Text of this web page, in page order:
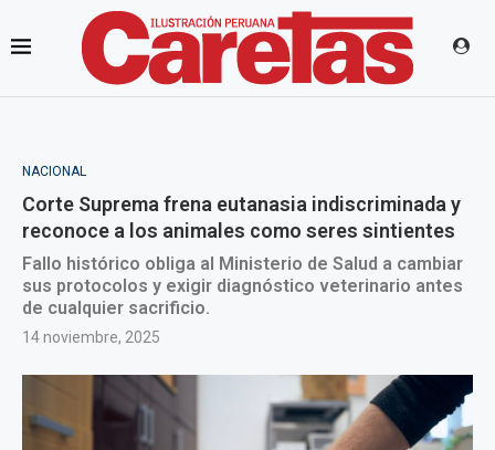
NACIONAL
Corte Suprema frena eutanasia indiscriminada y
reconoce a los animales como seres sintientes
Fallo histórico obliga al Ministerio de Salud a cambiar
sus protocolos y exigir diagnóstico veterinario antes
de cualquier sacrificio.
14 noviembre, 2025